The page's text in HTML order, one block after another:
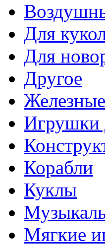
Для
Для
Другое
Игрушки
Корабли
Куклы
Мягкие